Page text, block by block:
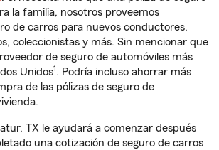
la familia, nosotros proveemos
de carros para nuevos conductores,
coleccionistas y más. Sin mencionar que
de seguro de automóviles más
Unidos1 . Podría incluso ahorrar más
de las pólizas de seguro de
TX le ayudará a comenzar después
una cotización de seguro de carros